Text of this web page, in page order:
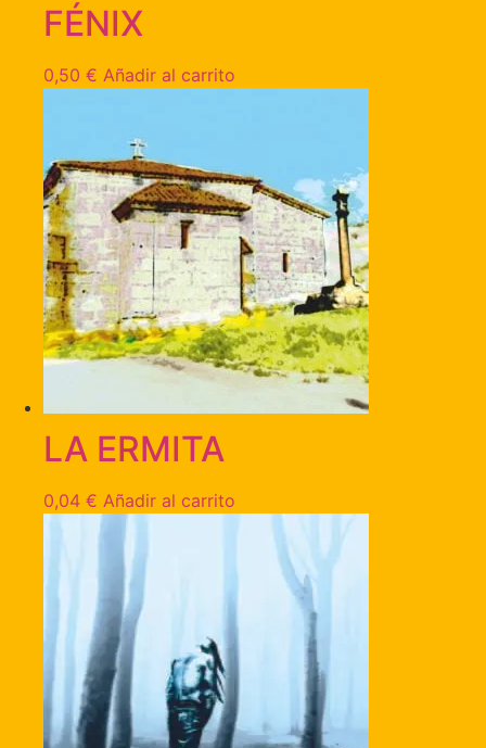
FÉNIX
0,50 € Añadir al carrito
LA ERMITA
0,04 € Añadir al carrito